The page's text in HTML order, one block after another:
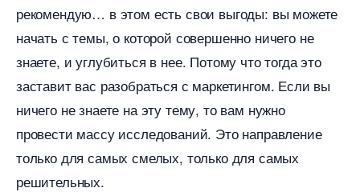
рекомендую… в этом есть свои выгоды: вы можете
начать с темы, о которой совершенно ничего не
знаете, и углубиться в нее. Потому что тогда это
заставит вас разобраться с маркетингом. Если вы
ничего не знаете на эту тему, то вам нужно
провести массу исследований. Это направление
только для самых смелых, только для самых
решительных.